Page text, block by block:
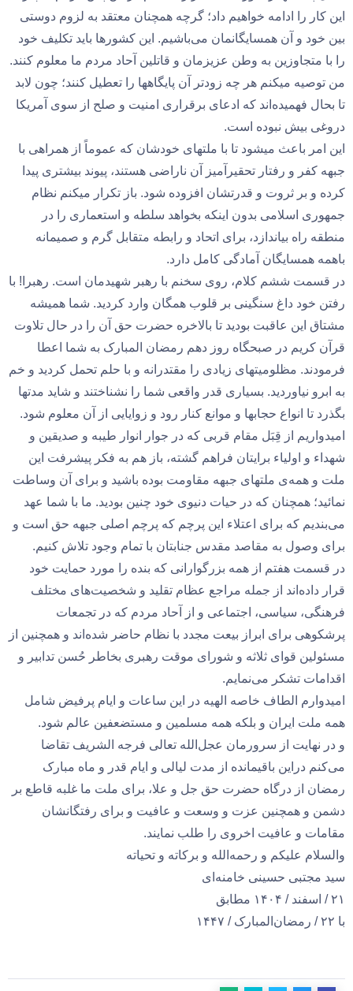
این کار را ادامه خواهیم داد؛ گرچه همچنان معتقد به لزوم دوستی
بین خود و آن همسایگانمان می‌باشیم. این کشورها باید تکلیف خود
را با متجاوزین به وطن عزیزمان و قاتلین آحاد مردم ما معلوم کنند.
من توصیه میکنم هر چه زودتر آن پایگاهها را تعطیل کنند؛ چون لابد
تا بحال فهمیده‌اند که ادعای برقراری امنیت و صلح از سوی آمریکا
دروغی بیش نبوده است.
این امر باعث میشود تا با ملتهای خودشان که عموماً از همراهی با
جبهه کفر و رفتار تحقیرآمیز آن ناراضی هستند، پیوند بیشتری پیدا
کرده و بر ثروت و قدرتشان افزوده شود. باز تکرار میکنم نظام
جمهوری اسلامی بدون اینکه بخواهد سلطه و استعماری را در
منطقه راه بیاندازد، برای اتحاد و رابطه متقابل گرم و صمیمانه
باهمه همسایگان آمادگی کامل دارد.
در قسمت ششم کلام،‍ روی سخنم با رهبر شهیدمان است. رهبرا! با
رفتن خود داغ سنگینی بر قلوب همگان وارد کردید. شما همیشه
مشتاق این عاقبت بودید تا بالاخره حضرت حق آن را در حال تلاوت
قرآن کریم در صبحگاه روز دهم رمضان المبارک به شما اعطا
فرمودند. مظلومیتهای زیادی را مقتدرانه و با حلم تحمل کردید و خم
به ابرو نیاوردید. بسیاری قدر واقعی شما را نشناختند و شاید مدتها
بگذرد تا انواع حجابها و موانع کنار رود و زوایایی از آن معلوم شود.
امیدواریم از قِبَل مقام قربی که در جوار انوار طیبه و صدیقین و
شهداء و اولیاء برایتان فراهم گشته، باز هم به فکر پیشرفت این
ملت و همه‌ی ملتهای جبهه مقاومت بوده باشید و برای آن وساطت
نمائید؛ همچنان که در حیات دنیوی خود چنین بودید. ما با شما عهد
می‌بندیم که برای اعتلاء این پرچم که پرچم اصلی جبهه حق است و
برای وصول به مقاصد مقدس جنابتان با تمام وجود تلاش کنیم.
در قسمت هفتم از همه بزرگوارانی که بنده را مورد حمایت خود
قرار داده‌اند از جمله مراجع عظام تقلید و شخصیت‌های مختلف
فرهنگی، سیاسی، اجتماعی و از آحاد مردم که در تجمعات
پرشکوهی برای ابراز بیعت مجدد با نظام حاضر شده‌اند و همچنین از
مسئولین قوای ثلاثه و شورای موقت رهبری بخاطر حُسن تدابیر و
اقدامات تشکر می‌نمایم.
امیدوارم الطاف خاصه الهیه در این ساعات و ایام پرفیض شامل
همه ملت ایران و بلکه همه مسلمین و مستضعفین عالم شود.
و در نهایت از سرورمان عجل‌الله تعالی فرجه الشریف تقاضا
می‌کنم دراین باقیمانده از مدت لیالی و ایام قدر و ماه مبارک
رمضان از درگاه حضرت حق جل و علا، برای ملت ما غلبه قاطع بر
دشمن و همچنین عزت و وسعت و عافیت و برای رفتگانشان
مقامات و عافیت اخروی را طلب نمایند.
والسلام علیکم و رحمه‌الله و برکاته و تحیاته
سید مجتبی حسینی خامنه‌ای
۲۱ / اسفند / ۱۴۰۴ مطابق
با ۲۲ / رمضان‌المبارک / ۱۴۴۷